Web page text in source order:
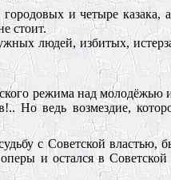
и четыре казака,
стоит.
людей, избитых,
режима над молодёжью
Но ведь возмездие,
с Советской властью,
и остался в